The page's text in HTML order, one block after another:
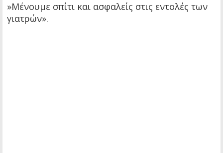
»Μένουμε σπίτι και ασφαλείς στις εντολές των
γιατρών».